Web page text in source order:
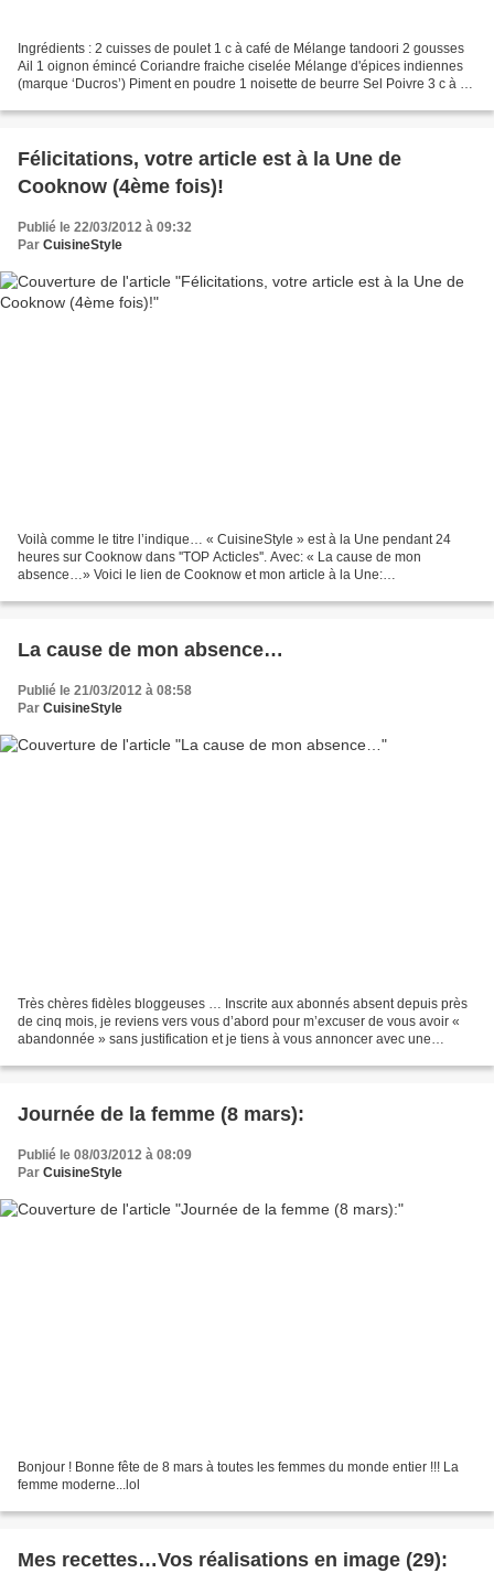
Ingrédients : 2 cuisses de poulet 1 c à café de Mélange tandoori 2 gousses
Ail 1 oignon émincé Coriandre fraiche ciselée Mélange d'épices indiennes
(marque ‘Ducros’) Piment en poudre 1 noisette de beurre Sel Poivre 3 c à s
Félicitations, votre article est à la Une de
Cooknow (4ème fois)!
Publié le 22/03/2012 à 09:32
Par CuisineStyle
Voilà comme le titre l’indique… « CuisineStyle » est à la Une pendant 24
heures sur Cooknow dans ''TOP Acticles''. Avec: « La cause de mon
absence…» Voici le lien de Cooknow et mon article à la Une:
La cause de mon absence…
Publié le 21/03/2012 à 08:58
Par CuisineStyle
Très chères fidèles bloggeuses … Inscrite aux abonnés absent depuis près
de cinq mois, je reviens vers vous d’abord pour m’excuser de vous avoir «
abandonnée » sans justification et je tiens à vous annoncer avec une
Journée de la femme (8 mars):
Publié le 08/03/2012 à 08:09
Par CuisineStyle
Bonjour ! Bonne fête de 8 mars à toutes les femmes du monde entier !!! La
femme moderne...lol
Mes recettes…Vos réalisations en image (29):